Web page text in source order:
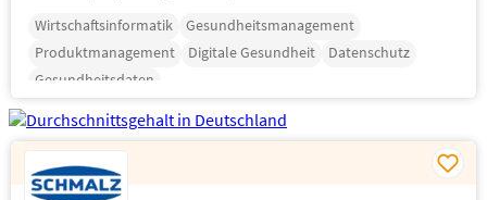
Wirtschaftsinformatik
Gesundheitsmanagement
Produktmanagement
Digitale Gesundheit
Datenschutz
Gesundheitsdaten